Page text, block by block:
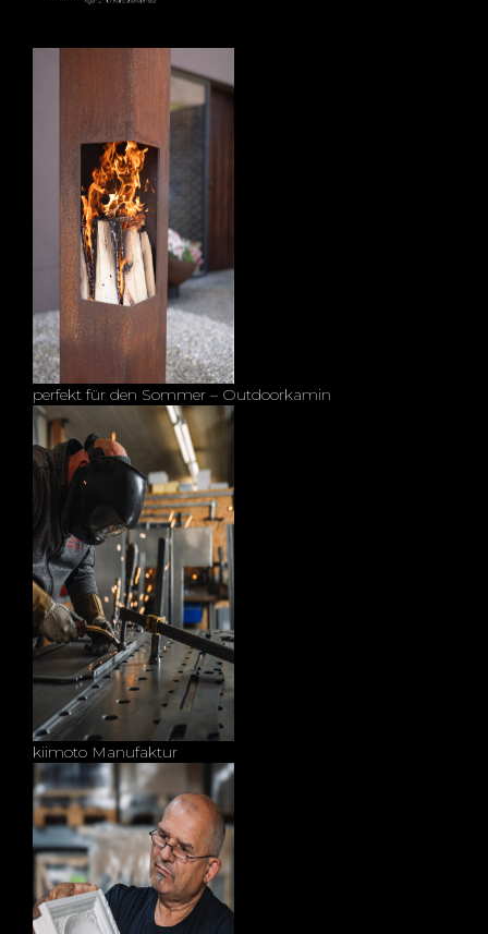
perfekt für den Sommer – Outdoorkamin
kiimoto Manufaktur